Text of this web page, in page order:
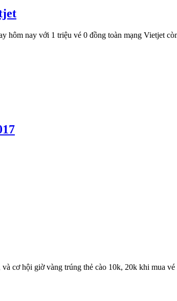
hôm nay với 1 triệu vé 0 đồng toàn mạng Vietjet
cơ hội giờ vàng trúng thẻ cào 10k, 20k khi mua